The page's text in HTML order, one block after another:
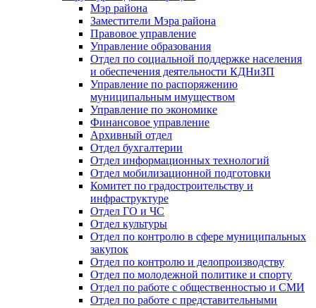
Мэр района
Заместители Мэра района
Правовое управление
Управление образования
Отдел по социальной поддержке населения
и обеспечения деятельности КДНиЗП
Управление по распоряжению
муниципальным имуществом
Управление по экономике
Финансовое управление
Архивный отдел
Отдел бухгалтерии
Отдел информационных технологий
Отдел мобилизационной подготовки
Комитет по градостроительству и
инфраструктуре
Отдел ГО и ЧС
Отдел культуры
Отдел по контролю в сфере муниципальных
закупок
Отдел по контролю и делопроизводству
Отдел по молодежной политике и спорту
Отдел по работе с общественностью и СМИ
Отдел по работе с представительными